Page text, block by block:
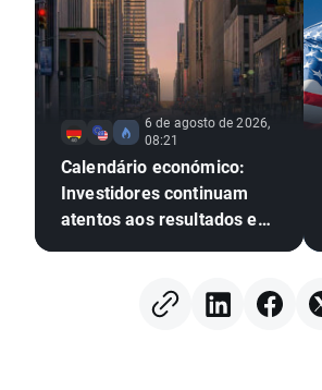
6 de agosto de 2026,
08:21
Calendário económico:
Investidores continuam
atentos aos resultados em